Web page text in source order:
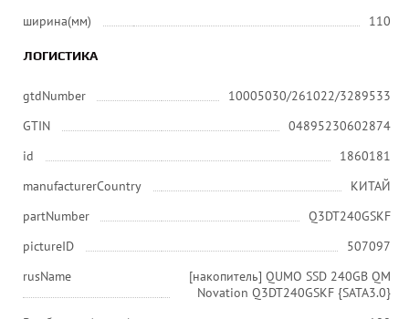
ширина(мм)
110
ЛОГИСТИКА
gtdNumber
10005030/261022/3289533
GTIN
04895230602874
id
1860181
manufacturerCountry
КИТАЙ
partNumber
Q3DT240GSKF
pictureID
507097
rusName
[накопитель] QUMO SSD 240GB QM
Novation Q3DT240GSKF {SATA3.0}